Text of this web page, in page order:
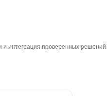
и интеграция проверенных решений